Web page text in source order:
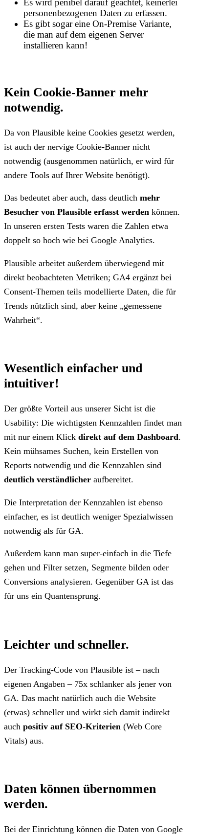
Es wird penibel darauf geachtet, keinerlei
personenbezogenen Daten zu erfassen.
Es gibt sogar eine On-Premise Variante,
die man auf dem eigenen Server
installieren kann!
Kein Cookie-Banner mehr
notwendig.
Da von Plausible keine Cookies gesetzt werden,
ist auch der nervige Cookie-Banner nicht
notwendig (ausgenommen natürlich, er wird für
andere Tools auf Ihrer Website benötigt).
Das bedeutet aber auch, dass deutlich mehr
Besucher von Plausible erfasst werden können.
In unseren ersten Tests waren die Zahlen etwa
doppelt so hoch wie bei Google Analytics.
Plausible arbeitet außerdem überwiegend mit
direkt beobachteten Metriken; GA4 ergänzt bei
Consent-Themen teils modellierte Daten, die für
Trends nützlich sind, aber keine „gemessene
Wahrheit“.
Wesentlich einfacher und
intuitiver!
Der größte Vorteil aus unserer Sicht ist die
Usability: Die wichtigsten Kennzahlen findet man
mit nur einem Klick direkt auf dem Dashboard.
Kein mühsames Suchen, kein Erstellen von
Reports notwendig und die Kennzahlen sind
deutlich verständlicher aufbereitet.
Die Interpretation der Kennzahlen ist ebenso
einfacher, es ist deutlich weniger Spezialwissen
notwendig als für GA.
Außerdem kann man super-einfach in die Tiefe
gehen und Filter setzen, Segmente bilden oder
Conversions analysieren. Gegenüber GA ist das
für uns ein Quantensprung.
Leichter und schneller.
Der Tracking-Code von Plausible ist – nach
eigenen Angaben – 75x schlanker als jener von
GA. Das macht natürlich auch die Website
(etwas) schneller und wirkt sich damit indirekt
auch positiv auf SEO-Kriterien (Web Core
Vitals) aus.
Daten können übernommen
werden.
Bei der Einrichtung können die Daten von Google